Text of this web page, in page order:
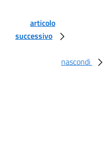
articolo
successivo
nascondi